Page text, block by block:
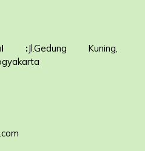
:Jl.Gedung Kuning,